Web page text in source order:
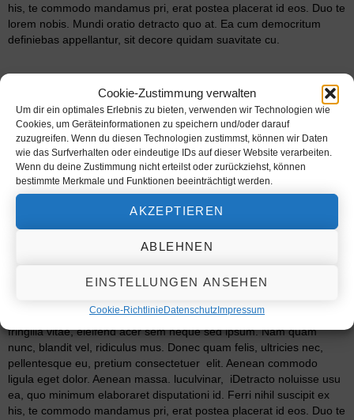
Cookie-Zustimmung verwalten
Um dir ein optimales Erlebnis zu bieten, verwenden wir Technologien wie
Cookies, um Geräteinformationen zu speichern und/oder darauf
zuzugreifen. Wenn du diesen Technologien zustimmst, können wir Daten
wie das Surfverhalten oder eindeutige IDs auf dieser Website verarbeiten.
Wenn du deine Zustimmung nicht erteilst oder zurückziehst, können
bestimmte Merkmale und Funktionen beeinträchtigt werden.
AKZEPTIEREN
ABLEHNEN
EINSTELLUNGEN ANSEHEN
Cookie-RichtlinieDatenschutzImpressum
his, te commodo mandamus pri, erat postea placerat id eos. Duo te
lorem nobis. Mundi oratio detracto quo at. Ea cum democritum
definiebas appellantur, sit decore quidam suavitate cu.
Te pri labitur pertinacia quo ea etiam
Lorem ipsum dolor sit amet, consectet adipiscing elit,sed do eiusm
por incididunt ut labore et dolore magna aliqua. Ut enim ad minim
veniam, quis nostrud exercitation ullamco laboris nisi ut aliquip ex
mollit natoque consequat massa quis enim. Donec pede justo,
fringilla vitae, eleifend acer sem neque sed ipsum. Nam quam
nunc, blandit vel, ridiculus mus. Donec quam felis, ultricies nec,
pellentesque eu, pretium consectetuer elit. Aenean commodo
ligula eget dolor. Aenean massa. luculvinar, iDetracto noluisse usu
ea, quo minimum elaboraret disputationi id. Ferri nihil suscipit ex
his, te commodo mandamus pri, erat postea placerat id eos. Duo te